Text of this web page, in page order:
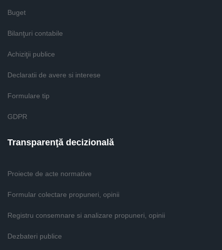
Buget
Bilanţuri contabile
Achiziţii publice
Declaratii de avere si interese
Formulare tip
GDPR
Transparenţă decizională
Proiecte de acte normative
Formular colectare propuneri, opinii
Registru consemnare si analizare propuneri, opinii
Dezbateri publice